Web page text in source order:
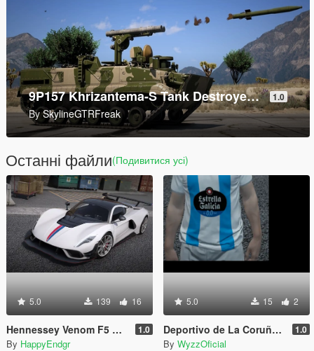
Mark V SOC [Add-On] 1.0
BySkylineGTRFreak
Останні файли(Подивитися усі)
5.0 139 16
Hennessey Venom F5 Revolution 2023 [Add-On | Extras] 1.0
By HappyEndgr
5.0 15 2
Deportivo de La Coruña Home Jersey (MP Male) 1.0
By WyzzOficial